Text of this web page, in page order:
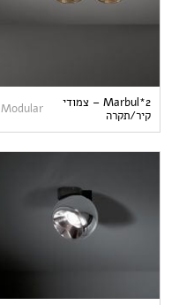
Marbul*2 – צמודי
קיר/תקרה
Modular